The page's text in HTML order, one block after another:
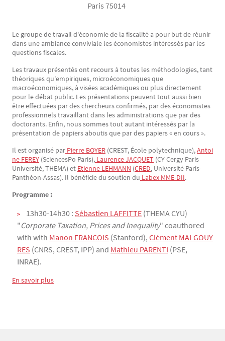
Paris 75014
Texte
Le groupe de travail d'économie de la fiscalité a pour but de réunir
dans une ambiance conviviale les économistes intéressés par les
questions fiscales.
Les travaux présentés ont recours à toutes les méthodologies, tant
théoriques qu'empiriques, microéconomiques que
macroéconomiques, à visées académiques ou plus directement
pour le débat public. Les présentations peuvent tout aussi bien
être effectuées par des chercheurs confirmés, par des économistes
professionnels travaillant dans les administrations que par des
doctorants. Enfin, nous sommes tout autant intéressés par la
présentation de papiers aboutis que par des papiers « en cours ».
Il est organisé par Pierre BOYER (CREST, École polytechnique),Antoi
ne FEREY (SciencesPo Paris), Laurence JACQUET (CY Cergy Paris
Université, THEMA) et Etienne LEHMANN (CRED, Université Paris-
Panthéon-Assas). Il bénéficie du soutien du Labex MME-DII.
Programme :
13h30-14h30 : Sébastien LAFFITTE (THEMA CYU)
"Corporate Taxation, Prices and Inequality" coauthored
with with Manon FRANCOIS (Stanford), Clément MALGOUY
RES (CNRS, CREST, IPP) and Mathieu PARENTI (PSE,
INRAE).
En savoir plus